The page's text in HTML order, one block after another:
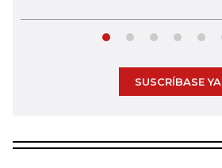
SUSCRÍBASE YA